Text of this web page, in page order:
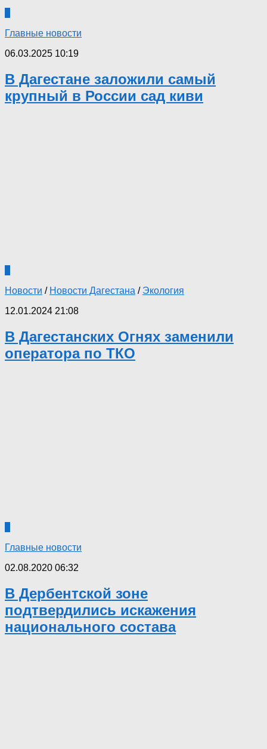
Главные новости
06.03.2025 10:19
В Дагестане заложили самый
крупный в России сад киви
Новости / Новости Дагестана / Экология
12.01.2024 21:08
В Дагестанских Огнях заменили
оператора по ТКО
Главные новости
02.08.2020 06:32
В Дербентской зоне
подтвердились искажения
национального состава